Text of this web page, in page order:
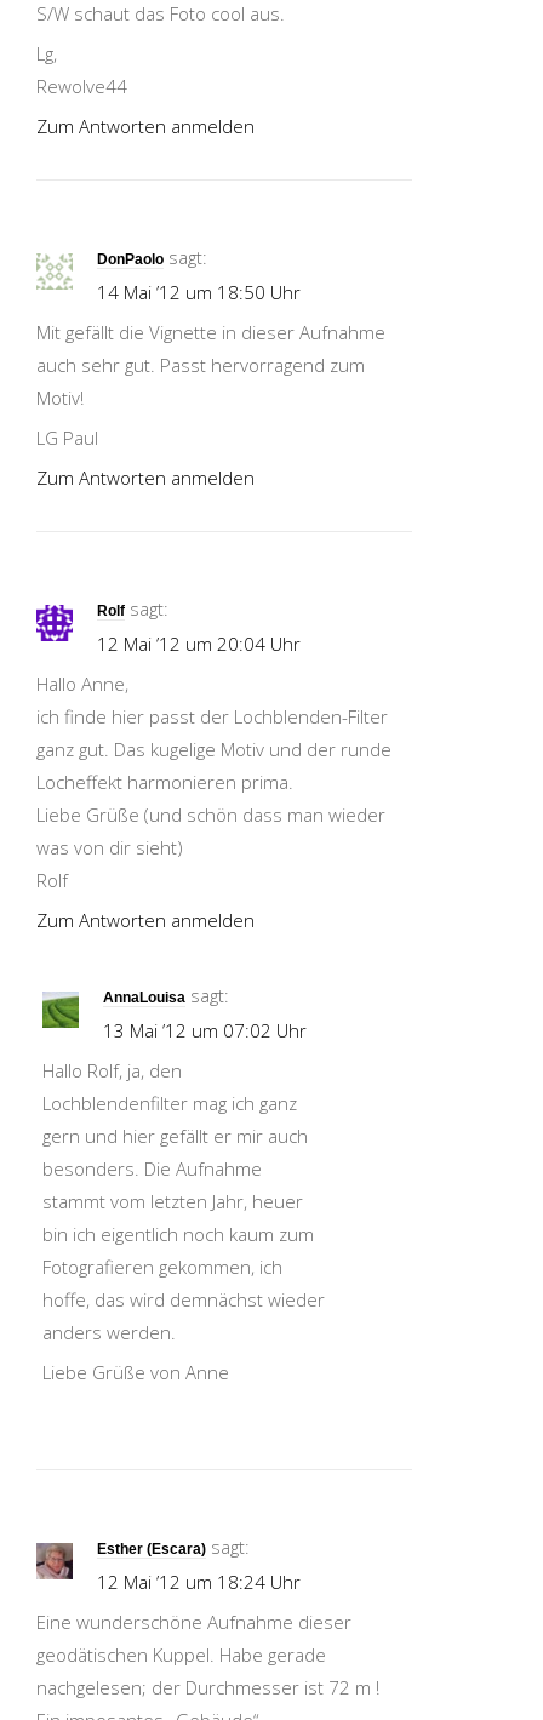
S/W schaut das Foto cool aus.
Lg,
Rewolve44
Zum Antworten anmelden
DonPaolo sagt:
14 Mai ’12 um 18:50 Uhr
Mit gefällt die Vignette in dieser Aufnahme
auch sehr gut. Passt hervorragend zum
Motiv!
LG Paul
Zum Antworten anmelden
Rolf sagt:
12 Mai ’12 um 20:04 Uhr
Hallo Anne,
ich finde hier passt der Lochblenden-Filter
ganz gut. Das kugelige Motiv und der runde
Locheffekt harmonieren prima.
Liebe Grüße (und schön dass man wieder
was von dir sieht)
Rolf
Zum Antworten anmelden
AnnaLouisa sagt:
13 Mai ’12 um 07:02 Uhr
Hallo Rolf, ja, den
Lochblendenfilter mag ich ganz
gern und hier gefällt er mir auch
besonders. Die Aufnahme
stammt vom letzten Jahr, heuer
bin ich eigentlich noch kaum zum
Fotografieren gekommen, ich
hoffe, das wird demnächst wieder
anders werden.
Liebe Grüße von Anne
Esther (Escara) sagt:
12 Mai ’12 um 18:24 Uhr
Eine wunderschöne Aufnahme dieser
geodätischen Kuppel. Habe gerade
nachgelesen; der Durchmesser ist 72 m !